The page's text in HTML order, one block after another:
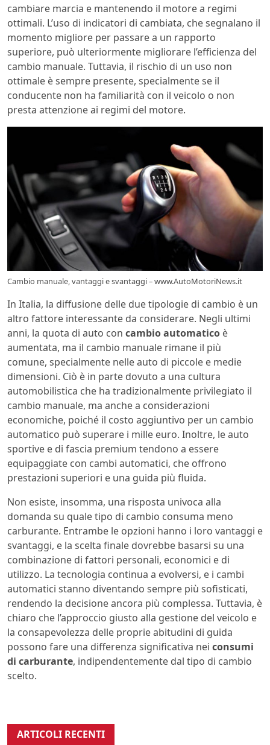
cambiare marcia e mantenendo il motore a regimi
ottimali. L’uso di indicatori di cambiata, che segnalano il
momento migliore per passare a un rapporto
superiore, può ulteriormente migliorare l’efficienza del
cambio manuale. Tuttavia, il rischio di un uso non
ottimale è sempre presente, specialmente se il
conducente non ha familiarità con il veicolo o non
presta attenzione ai regimi del motore.
Cambio manuale, vantaggi e svantaggi – www.AutoMotoriNews.it
In Italia, la diffusione delle due tipologie di cambio è un
altro fattore interessante da considerare. Negli ultimi
anni, la quota di auto con cambio automatico è
aumentata, ma il cambio manuale rimane il più
comune, specialmente nelle auto di piccole e medie
dimensioni. Ciò è in parte dovuto a una cultura
automobilistica che ha tradizionalmente privilegiato il
cambio manuale, ma anche a considerazioni
economiche, poiché il costo aggiuntivo per un cambio
automatico può superare i mille euro. Inoltre, le auto
sportive e di fascia premium tendono a essere
equipaggiate con cambi automatici, che offrono
prestazioni superiori e una guida più fluida.
Non esiste, insomma, una risposta univoca alla
domanda su quale tipo di cambio consuma meno
carburante. Entrambe le opzioni hanno i loro vantaggi e
svantaggi, e la scelta finale dovrebbe basarsi su una
combinazione di fattori personali, economici e di
utilizzo. La tecnologia continua a evolversi, e i cambi
automatici stanno diventando sempre più sofisticati,
rendendo la decisione ancora più complessa. Tuttavia, è
chiaro che l’approccio giusto alla gestione del veicolo e
la consapevolezza delle proprie abitudini di guida
possono fare una differenza significativa nei consumi
di carburante, indipendentemente dal tipo di cambio
scelto.
ARTICOLI RECENTI